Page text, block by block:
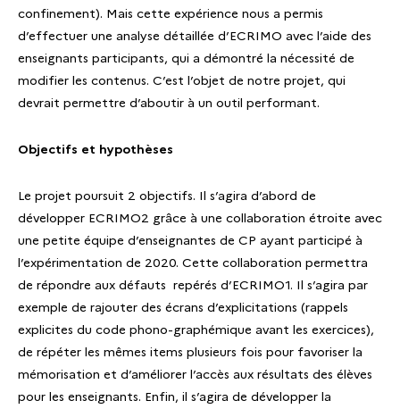
confinement). Mais cette expérience nous a permis
d’effectuer une analyse détaillée d’ECRIMO avec l’aide des
enseignants participants, qui a démontré la nécessité de
modifier les contenus. C’est l’objet de notre projet, qui
devrait permettre d’aboutir à un outil performant.
Objectifs et hypothèses
Le projet poursuit 2 objectifs. Il s’agira d’abord de
développer ECRIMO2 grâce à une collaboration étroite avec
une petite équipe d’enseignantes de CP ayant participé à
l’expérimentation de 2020. Cette collaboration permettra
de répondre aux défauts repérés d’ECRIMO1. Il s’agira par
exemple de rajouter des écrans d’explicitations (rappels
explicites du code phono-graphémique avant les exercices),
de répéter les mêmes items plusieurs fois pour favoriser la
mémorisation et d’améliorer l’accès aux résultats des élèves
pour les enseignants. Enfin, il s’agira de développer la